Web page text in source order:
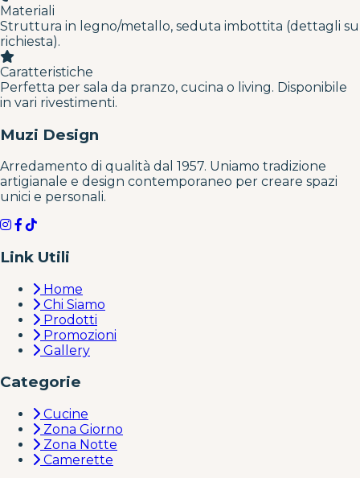
Materiali
Struttura in legno/metallo, seduta imbottita (dettagli su
richiesta).
Caratteristiche
Perfetta per sala da pranzo, cucina o living. Disponibile
in vari rivestimenti.
Muzi Design
Arredamento di qualità dal 1957. Uniamo tradizione
artigianale e design contemporaneo per creare spazi
unici e personali.
Link Utili
Home
Chi Siamo
Prodotti
Promozioni
Gallery
Categorie
Cucine
Zona Giorno
Zona Notte
Camerette